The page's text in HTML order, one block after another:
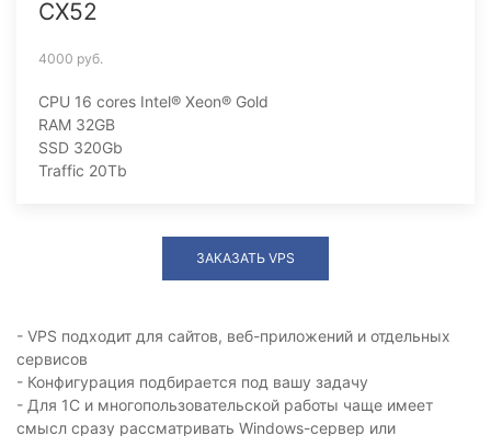
CX52
4000 руб.
CPU 16 cores Intel® Xeon® Gold
RAM 32GB
SSD 320Gb
Traffic 20Tb
ЗАКАЗАТЬ VPS
- VPS подходит для сайтов, веб-приложений и отдельных
сервисов
- Конфигурация подбирается под вашу задачу
- Для 1С и многопользовательской работы чаще имеет
смысл сразу рассматривать Windows-сервер или